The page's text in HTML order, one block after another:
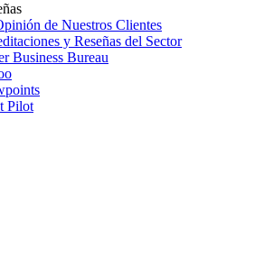
de Nuestros Clientes
y Reseñas del Sector
Business Bureau
Pilot